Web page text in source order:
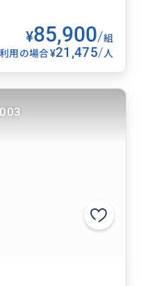
¥85,900/組
用の場合¥21,475/人